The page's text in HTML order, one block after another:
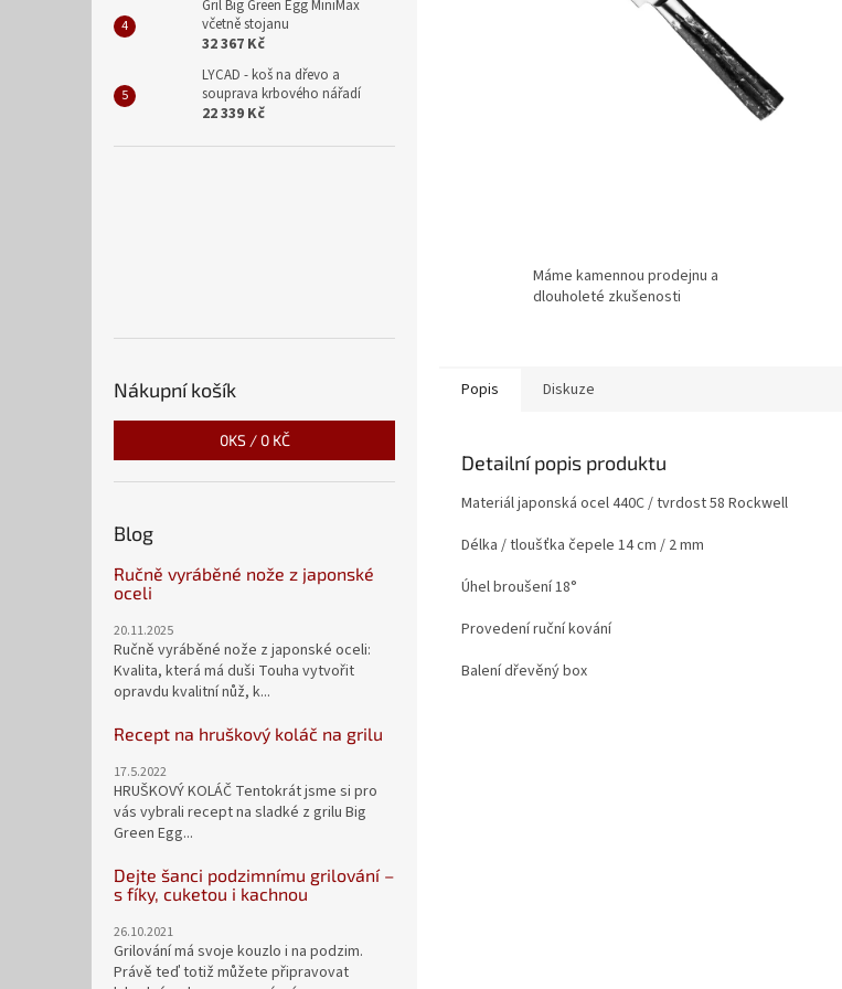
Gril Big Green Egg MiniMax
včetně stojanu
32 367 Kč
LYCAD - koš na dřevo a
souprava krbového nářadí
22 339 Kč
Nákupní košík
0KS / 0 KČ
Blog
Ručně vyráběné nože z japonské
oceli
20.11.2025
Ručně vyráběné nože z japonské oceli:
Kvalita, která má duši Touha vytvořit
opravdu kvalitní nůž, k...
Recept na hruškový koláč na grilu
17.5.2022
HRUŠKOVÝ KOLÁČ Tentokrát jsme si pro
vás vybrali recept na sladké z grilu Big
Green Egg...
Dejte šanci podzimnímu grilování –
s fíky, cuketou i kachnou
26.10.2021
Grilování má svoje kouzlo i na podzim.
Právě teď totiž můžete připravovat
Máme kamennou prodejnu a
dlouholeté zkušenosti
Popis Diskuze
Detailní popis produktu
Materiál japonská ocel 440C / tvrdost 58 Rockwell
Délka / tloušťka čepele 14 cm / 2 mm
Úhel broušení 18°
Provedení ruční kování
Balení dřevěný box